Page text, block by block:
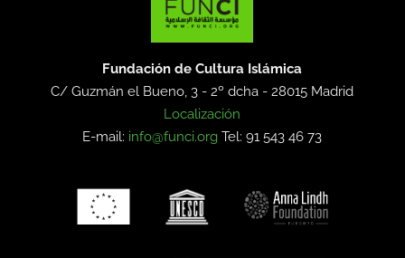
Fundación de Cultura Islámica
C/ Guzmán el Bueno, 3 - 2º dcha -28015 Madrid
Localización
E-mail: info@funci.org Tel: 91 543 46 73